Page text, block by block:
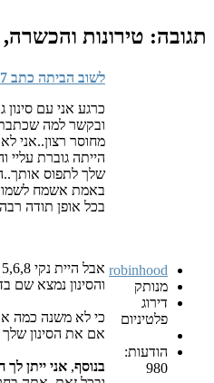
תגובה: טירונות
robinhood
מנותק
דירוג
פלטיניום
הודעות:
980
לשוב הביתה כתב on 27 אפר' 2020 11:11
כרגע אני עם
ובקשר למה
מחוסר רצון..אני
הייתה גוברת עליי
שלך לתפוס
באמת אשמח
בכל אופן תודה
אבל היית נקי 5,6,8 חודשים ולא התפוצצת.
והסינון נמצא שם
כי לא משנה כמה
אם את הסינון
בנוסף, אני ייתן